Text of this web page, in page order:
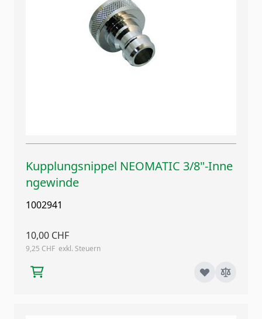
Kupplungsnippel NEOMATIC 3/8"-Inne
ngewinde
1002941
10,00 CHF
9,25 CHF